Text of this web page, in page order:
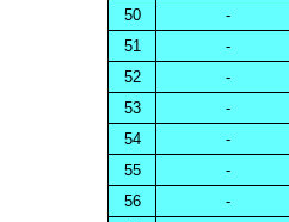
50
-
51
-
52
-
53
-
54
-
55
-
56
-